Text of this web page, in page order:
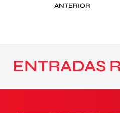
ANTERIOR
ENTRADAS